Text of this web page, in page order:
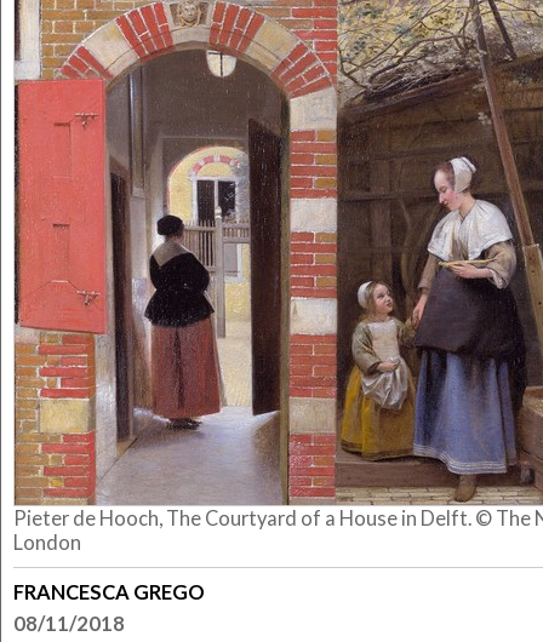
Pieter de Hooch, The Courtyard of a House in Delft. © The
London
FRANCESCA GREGO
08/11/2018